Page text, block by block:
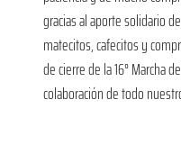
gracias al aporte solidario
matecitos, cafecitos y
de cierre de la 16° Marcha
colaboración de todo